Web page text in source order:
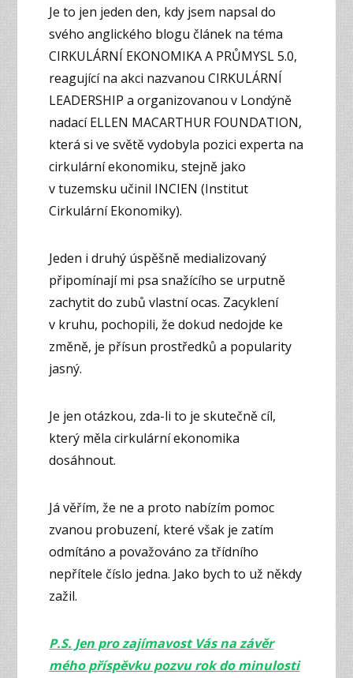
Je to jen jeden den, kdy jsem napsal do
svého anglického blogu článek na téma
CIRKULÁRNÍ EKONOMIKA A PRŮMYSL 5.0,
reagující na akci nazvanou CIRKULÁRNÍ
LEADERSHIP a organizovanou v Londýně
nadací ELLEN MACARTHUR FOUNDATION,
která si ve světě vydobyla pozici experta na
cirkulární ekonomiku, stejně jako
v tuzemsku učinil INCIEN (Institut
Cirkulární Ekonomiky).
Jeden i druhý úspěšně medializovaný
připomínají mi psa snažícího se urputně
zachytit do zubů vlastní ocas. Zacyklení
v kruhu, pochopili, že dokud nedojde ke
změně, je přísun prostředků a popularity
jasný.
Je jen otázkou, zda-li to je skutečně cíl,
který měla cirkulární ekonomika
dosáhnout.
Já věřím, že ne a proto nabízím pomoc
zvanou probuzení, které však je zatím
odmítáno a považováno za třídního
nepřítele číslo jedna. Jako bych to už někdy
zažil.
P.S. Jen pro zajímavost Vás na závěr
mého příspěvku pozvu rok do minulosti